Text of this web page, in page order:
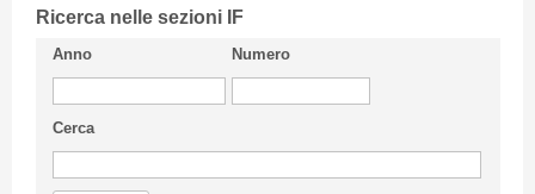
CIFI in breve
Linee Guida
Privacy Policy
Ricerca nelle sezioni IF
Anno Numero
Cerca